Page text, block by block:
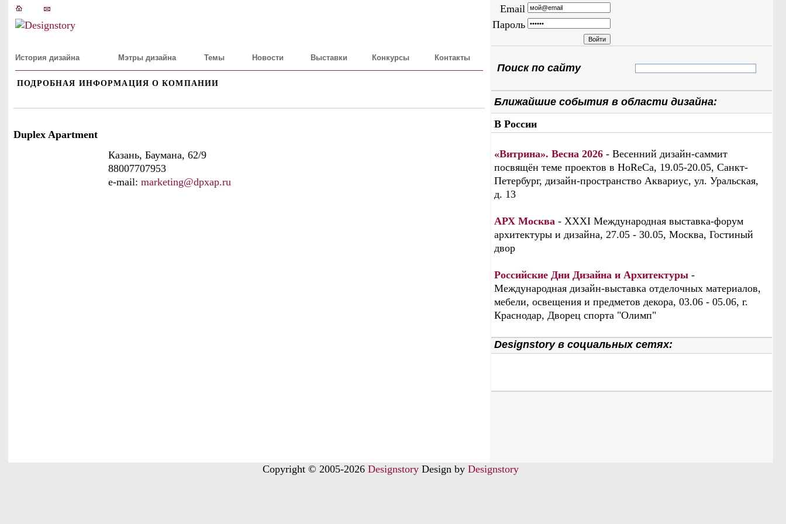
История дизайна Мэтры дизайна Темы Новости Выставки Конкурсы Контакты
ПОДРОБНАЯ ИНФОРМАЦИЯ О КОМПАНИИ
Duplex Apartment
Казань, Баумана, 62/9
88007707953
e-mail: marketing@dpxap.ru
Email
Пароль
Поиск по сайту
Ближайшие события в области дизайна:
В России
«Витрина». Весна 2026 - Весенний дизайн-саммит
посвящён теме проектов в HoReCa, 19.05-20.05, Санкт-
Петербург, дизайн-пространство Аквариус, ул. Уральская,
д. 13
АРХ Москва - XXXI Международная выставка-форум
архитектуры и дизайна, 27.05 - 30.05, Москва, Гостиный
двор
Российские Дни Дизайна и Архитектуры -
Международная дизайн-выставка отделочных материалов,
мебели, освещения и предметов декора, 03.06 - 05.06, г.
Краснодар, Дворец спорта "Олимп"
Designstory в социальных сетях:
Copyright © 2005-2026 Designstory Design by Designstory